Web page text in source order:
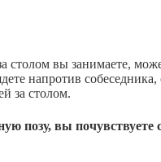
столом вы занимаете,
напротив
за столом.
позу, вы почувствуете